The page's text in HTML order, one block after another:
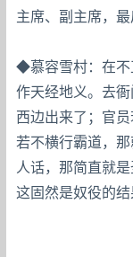
主席、副主席，最
◆慕容雪村：在不
作天经地义。去
西边出来了；官
若不横行霸道，
人话，那简直就
这固然是奴役的结